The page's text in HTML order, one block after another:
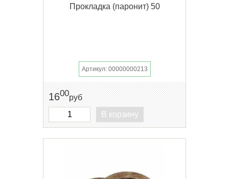
Прокладка (паронит) 50
Артикул: 00000000213
1600руб
В корзину